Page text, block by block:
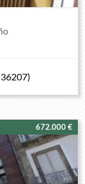
672.000 €